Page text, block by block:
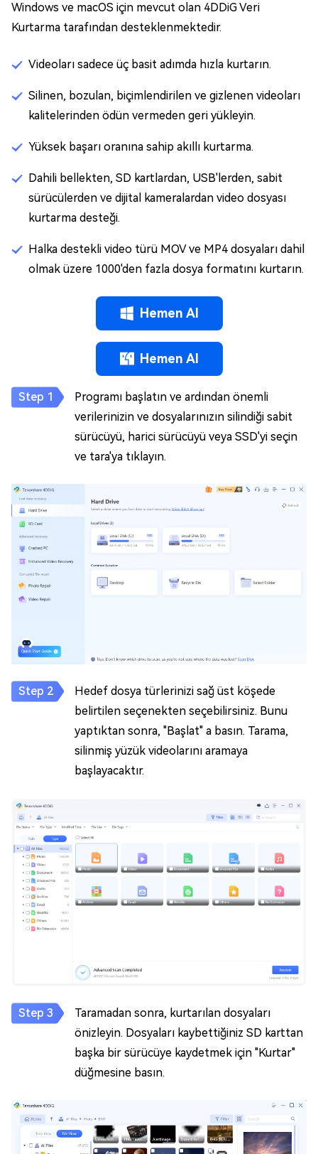
Windows ve macOS için mevcut olan 4DDiG Veri
Kurtarma tarafından desteklenmektedir.
Videoları sadece üç basit adımda hızla kurtarın.
Silinen, bozulan, biçimlendirilen ve gizlenen videoları
kalitelerinden ödün vermeden geri yükleyin.
Yüksek başarı oranına sahip akıllı kurtarma.
Dahili bellekten, SD kartlardan, USB'lerden, sabit
sürücülerden ve dijital kameralardan video dosyası
kurtarma desteği.
Halka destekli video türü MOV ve MP4 dosyaları dahil
olmak üzere 1000'den fazla dosya formatını kurtarın.
Hemen Al
Hemen Al
Programı başlatın ve ardından önemli
verilerinizin ve dosyalarınızın silindiği sabit
sürücüyü, harici sürücüyü veya SSD'yi seçin
ve tara'ya tıklayın.
Hedef dosya türlerinizi sağ üst köşede
belirtilen seçenekten seçebilirsiniz. Bunu
yaptıktan sonra, "Başlat" a basın. Tarama,
silinmiş yüzük videolarını aramaya
başlayacaktır.
Taramadan sonra, kurtarılan dosyaları
önizleyin. Dosyaları kaybettiğiniz SD karttan
başka bir sürücüye kaydetmek için "Kurtar"
düğmesine basın.